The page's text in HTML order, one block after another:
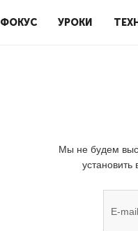
ФОКУС УРОКИ
Мы не будем